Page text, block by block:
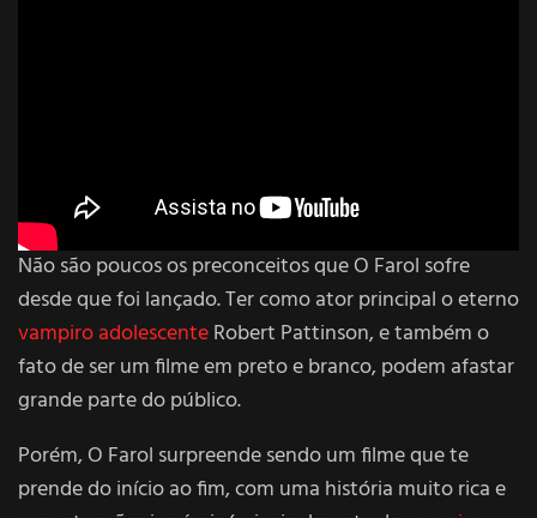
Não são poucos os preconceitos que O Farol sofre
desde que foi lançado. Ter como ator principal o eterno
vampiro adolescenteRobert Pattinson, e também o
fato de ser um filme em preto e branco, podem afastar
grande parte do público.
Porém, O Farol surpreende sendo um filme que te
prende do início ao fim, com uma história muito rica e